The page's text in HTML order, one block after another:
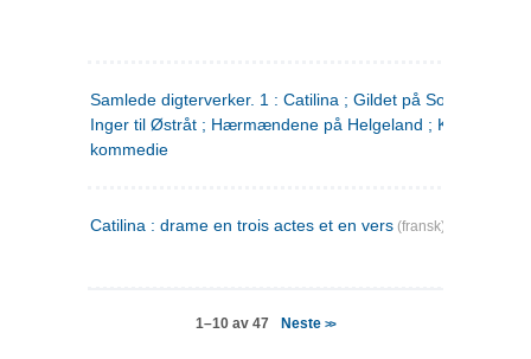
Samlede digterverker. 1 : Catilina ; Gildet på Solhaug ; Fru
Inger til Østråt ; Hærmændene på Helgeland ;
kommedie
Catilina : drame en trois actes et en vers (fransk)
1–10 av 47 Neste>>